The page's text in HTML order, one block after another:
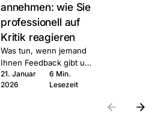
annehmen: wie Sie
professionell auf
Kritik reagieren
Was tun, wenn jemand
Ihnen Feedback gibt und
Sie innerlich auf Abwehr
schalten? Sechs
21. Januar
2026
6 Min.
Lesezeit